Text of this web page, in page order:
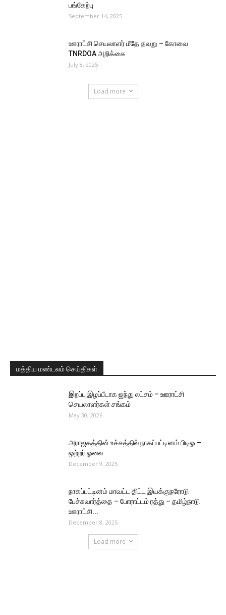
பங்கேற்பு
September 14, 2025
ஊராட்சி செயலாளர் மீதே தவறு – கோவை
TNRDOA அறிக்கை
July 8, 2025
Load more
மத்திய மண்டலம் செய்திகள்
இறப்பு இழப்பீடாக ஐந்து லட்சம் – ஊராட்சி
செயலாளர்கள் சங்கம்
May 30, 2026
அராஜகத்தின் உச்சத்தில் நாகப்பட்டினம் பிடிஓ –
ஒற்றர் ஓலை
December 9, 2025
நாகப்பட்டினம் மாவட்ட திட்ட இயக்குநரோடு
பேச்சுவார்த்தை – போராட்டம் ரத்து – தமிழ்நாடு
ஊராட்சி...
December 8, 2025
Load more